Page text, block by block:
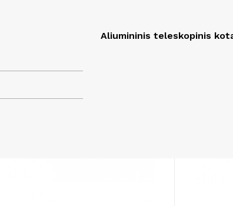
Aliumininis teleskopinis